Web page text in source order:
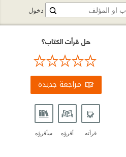
هل قرأت الكتاب؟
مراجعة جديدة
قرأته أقرؤه سأقرؤه
دخول